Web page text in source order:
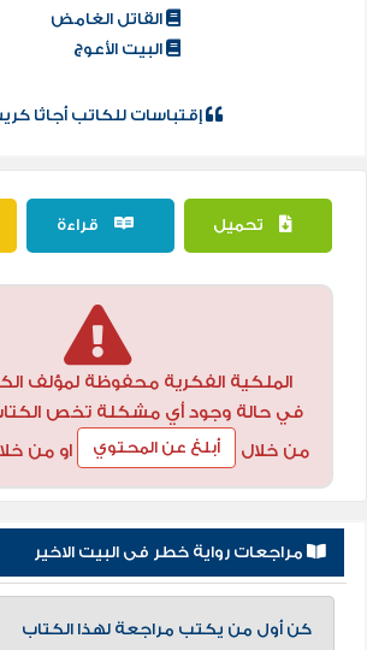
القاتل الغامض
البيت الأعوج
إقتباسات للكاتب أجاثا
تحميل قراءة
الملكية الفكرية محفوظة لمؤلف
في حالة وجود أي مشكلة تخص الكتاب
من خلال
أبلغ عن المحتوي او من
مراجعات رواية خطر فى البيت الاخير
كن أول من يكتب مراجعة لهذا الكتاب